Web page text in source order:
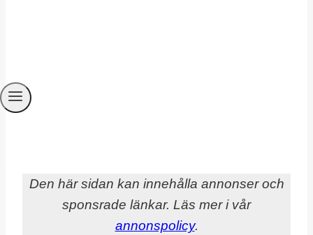
Den här sidan kan innehålla annonser och
sponsrade länkar. Läs mer i vår
annonspolicy.